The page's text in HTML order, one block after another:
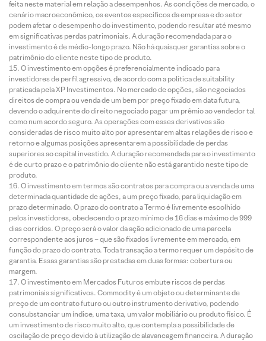
feita neste material em relação a desempenhos. As condições de mercado, o
cenário macroeconômico, os eventos específicos da empresa e do setor
podem afetar o desempenho do investimento, podendo resultar até mesmo
em significativas perdas patrimoniais. A duração recomendada para o
investimento é de médio-longo prazo. Não há quaisquer garantias sobre o
patrimônio do cliente neste tipo de produto.
O investimento em opções é preferencialmente indicado para
investidores de perfil agressivo, de acordo com a política de suitability
praticada pela XP Investimentos. No mercado de opções, são negociados
direitos de compra ou venda de um bem por preço fixado em data futura,
devendo o adquirente do direito negociado pagar um prêmio ao vendedor tal
como num acordo seguro. As operações com esses derivativos são
consideradas de risco muito alto por apresentarem altas relações de risco e
retorno e algumas posições apresentarem a possibilidade de perdas
superiores ao capital investido. A duração recomendada para o investimento
é de curto prazo e o patrimônio do cliente não está garantido neste tipo de
produto.
O investimento em termos são contratos para compra ou a venda de uma
determinada quantidade de ações, a um preço fixado, para liquidação em
prazo determinado. O prazo do contrato a Termo é livremente escolhido
pelos investidores, obedecendo o prazo mínimo de 16 dias e máximo de 999
dias corridos. O preço será o valor da ação adicionado de uma parcela
correspondente aos juros – que são fixados livremente em mercado, em
função do prazo do contrato. Toda transação a termo requer um depósito de
garantia. Essas garantias são prestadas em duas formas: cobertura ou
margem.
O investimento em Mercados Futuros embute riscos de perdas
patrimoniais significativos. Commodity é um objeto ou determinante de
preço de um contrato futuro ou outro instrumento derivativo, podendo
consubstanciar um índice, uma taxa, um valor mobiliário ou produto físico. É
um investimento de risco muito alto, que contempla a possibilidade de
oscilação de preço devido à utilização de alavancagem financeira. A duração